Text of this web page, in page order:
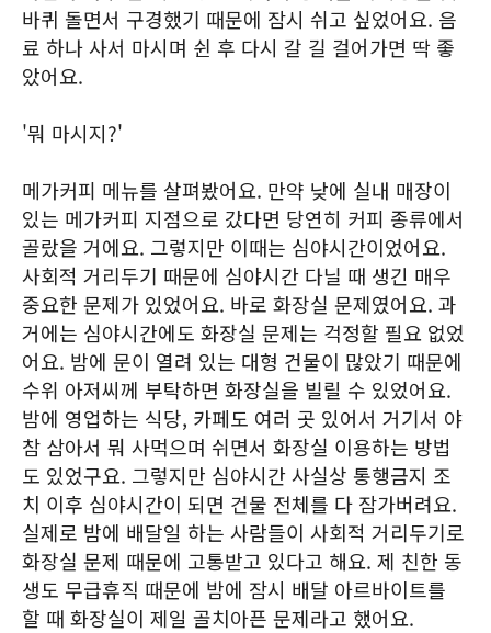
바퀴 돌면서 구경했기 때문에 잠시 쉬고 싶었어요. 음
료 하나 사서 마시며 쉰 후 다시 갈 길 걸어가면 딱 좋
았어요.
'뭐 마시지?'
메가커피 메뉴를 살펴봤어요. 만약 낮에 실내 매장이
있는 메가커피 지점으로 갔다면 당연히 커피 종류에서
골랐을 거에요. 그렇지만 이때는 심야시간이었어요.
사회적 거리두기 때문에 심야시간 다닐 때 생긴 매우
중요한 문제가 있었어요. 바로 화장실 문제였어요. 과
거에는 심야시간에도 화장실 문제는 걱정할 필요 없었
어요. 밤에 문이 열려 있는 대형 건물이 많았기 때문에
수위 아저씨께 부탁하면 화장실을 빌릴 수 있었어요.
밤에 영업하는 식당, 카페도 여러 곳 있어서 거기서 야
참 삼아서 뭐 사먹으며 쉬면서 화장실 이용하는 방법
도 있었구요. 그렇지만 심야시간 사실상 통행금지 조
치 이후 심야시간이 되면 건물 전체를 다 잠가버려요.
실제로 밤에 배달일 하는 사람들이 사회적 거리두기로
화장실 문제 때문에 고통받고 있다고 해요. 제 친한 동
생도 무급휴직 때문에 밤에 잠시 배달 아르바이트를
할 때 화장실이 제일 골치아픈 문제라고 했어요.